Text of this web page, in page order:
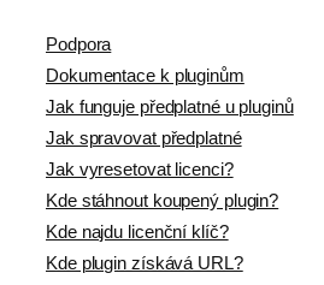
Podpora
Dokumentace k pluginům
Jak funguje předplatné u pluginů
Jak spravovat předplatné
Jak vyresetovat licenci?
Kde stáhnout koupený plugin?
Kde najdu licenční klíč?
Kde plugin získává URL?